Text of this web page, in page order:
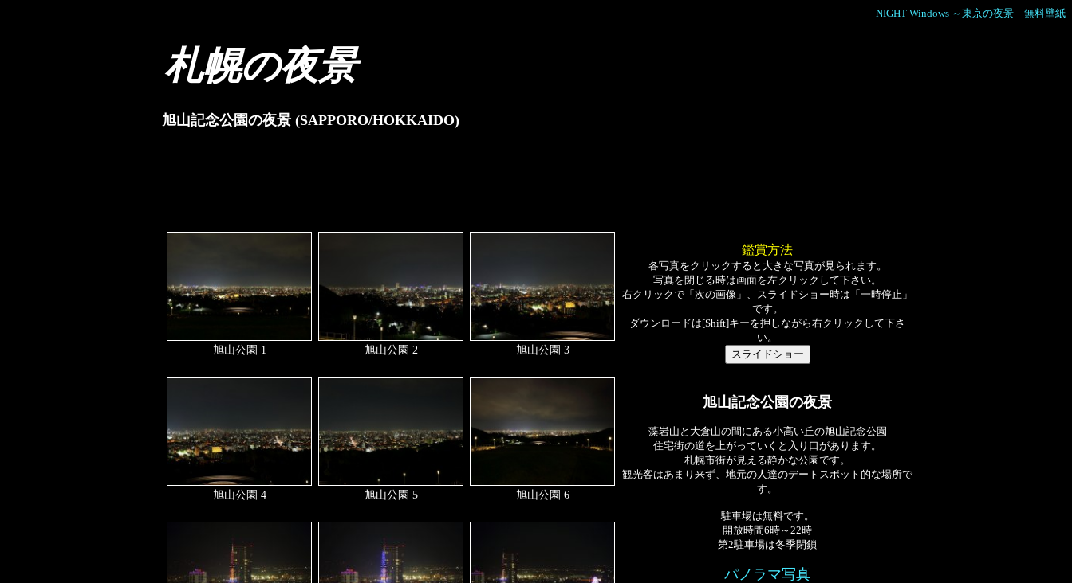
NIGHT Windows ～東京の夜景 無料壁紙
札幌の夜景
旭山記念公園の夜景 (SAPPORO/HOKKAIDO)
旭山公園 1 旭山公園 2 旭山公園 3
旭山公園 4 旭山公園 5 旭山公園 6
鑑賞方法
各写真をクリックすると大きな写真が見られます。
写真を閉じる時は画面を左クリックして下さい。
右クリックで「次の画像」、スライドショー時は「一時停止」
です。
ダウンロードは[Shift]キーを押しながら右クリックして下さ
い。
旭山記念公園の夜景
藻岩山と大倉山の間にある小高い丘の旭山記念公園
住宅街の道を上がっていくと入り口があります。
札幌市街が見える静かな公園です。
観光客はあまり来ず、地元の人達のデートスポット的な場所で
す。
駐車場は無料です。
開放時間6時～22時
第2駐車場は冬季閉鎖
パノラマ写真